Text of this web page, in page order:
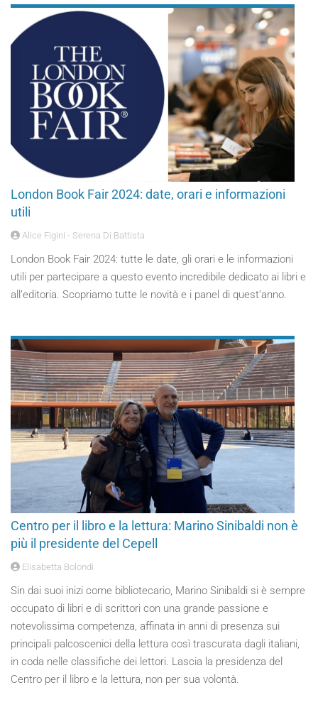
London Book Fair 2024: date, orari e informazioni
utili
Alice Figini - Serena Di Battista
London Book Fair 2024: tutte le date, gli orari e le informazioni
utili per partecipare a questo evento incredibile dedicato ai libri e
all’editoria. Scopriamo tutte le novità e i panel di quest’anno.
Centro per il libro e la lettura: Marino Sinibaldi non è
più il presidente del Cepell
Elisabetta Bolondi
Sin dai suoi inizi come bibliotecario, Marino Sinibaldi si è sempre
occupato di libri e di scrittori con una grande passione e
notevolissima competenza, affinata in anni di presenza sui
principali palcoscenici della lettura così trascurata dagli italiani,
in coda nelle classifiche dei lettori. Lascia la presidenza del
Centro per il libro e la lettura, non per sua volontà.